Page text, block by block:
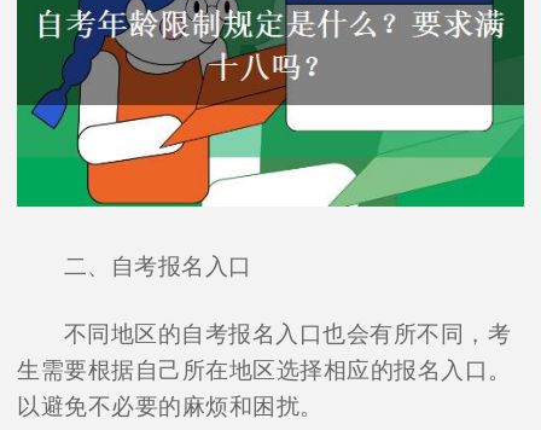
二、自考报名入口
不同地区的自考报名入口也会有所不同，考
生需要根据自己所在地区选择相应的报名入口。
以避免不必要的麻烦和困扰。